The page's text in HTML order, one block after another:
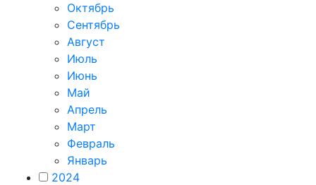
Октябрь
Сентябрь
Август
Июль
Июнь
Май
Апрель
Март
Февраль
Январь
2024